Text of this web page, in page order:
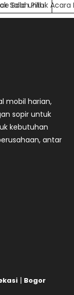
Salah Pilih
Solo untuk
mobil harian,
sopir untuk
kebutuhan
antar
| Bogor